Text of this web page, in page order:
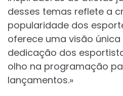
desses temas reflete a
popularidade dos
oferece uma visão
dedicação dos
olho na programação
lançamentos.»